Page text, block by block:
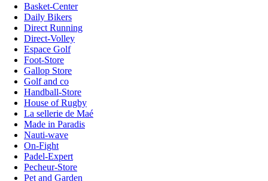
Basket-Center
Daily Bikers
Direct Running
Direct-Volley
Espace Golf
Foot-Store
Gallop Store
Golf and co
Handball-Store
House of Rugby
La sellerie de Maé
Made in Paradis
Nauti-wave
On-Fight
Padel-Expert
Pecheur-Store
Pet and Garden